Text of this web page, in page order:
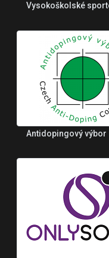
Vysokoškolské
Antidopingový výbor